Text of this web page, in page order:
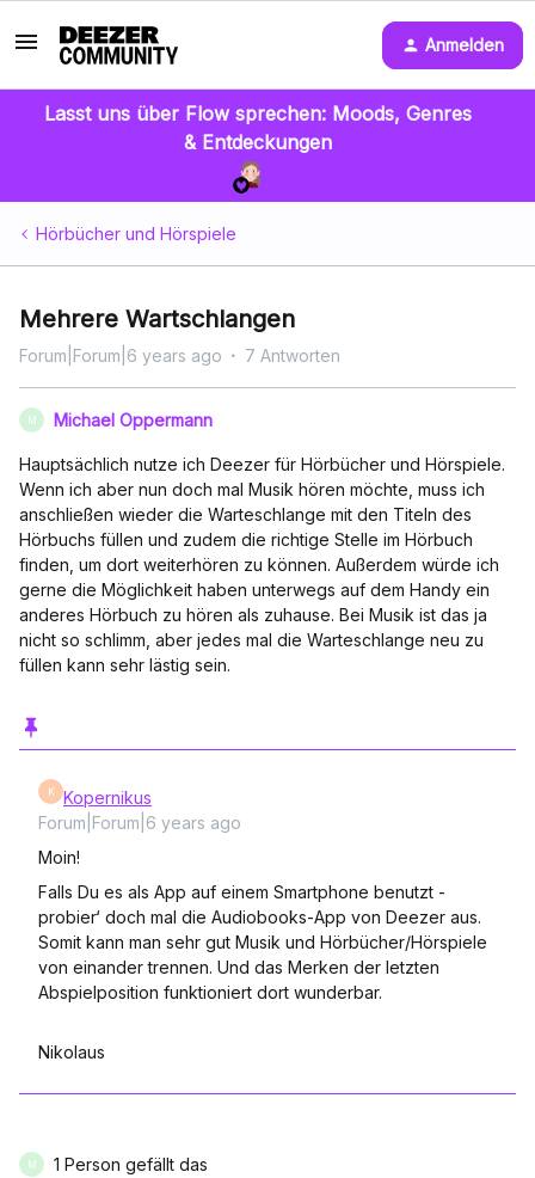
Anmelden
Lasst uns über Flow sprechen: Moods, Genres
& Entdeckungen
Hörbücher und Hörspiele
Mehrere Wartschlangen
Forum|Forum|6 years ago 7 Antworten
M Michael Oppermann
Hauptsächlich nutze ich Deezer für Hörbücher und Hörspiele.
Wenn ich aber nun doch mal Musik hören möchte, muss ich
anschließen wieder die Warteschlange mit den Titeln des
Hörbuchs füllen und zudem die richtige Stelle im Hörbuch
finden, um dort weiterhören zu können. Außerdem würde ich
gerne die Möglichkeit haben unterwegs auf dem Handy ein
anderes Hörbuch zu hören als zuhause. Bei Musik ist das ja
nicht so schlimm, aber jedes mal die Warteschlange neu zu
füllen kann sehr lästig sein.
K
Kopernikus
Forum|Forum|6 years ago
Moin!
Falls Du es als App auf einem Smartphone benutzt -
probier‘ doch mal die Audiobooks-App von Deezer aus.
Somit kann man sehr gut Musik und Hörbücher/Hörspiele
von einander trennen. Und das Merken der letzten
Abspielposition funktioniert dort wunderbar.
Nikolaus
M 1 Person gefällt das